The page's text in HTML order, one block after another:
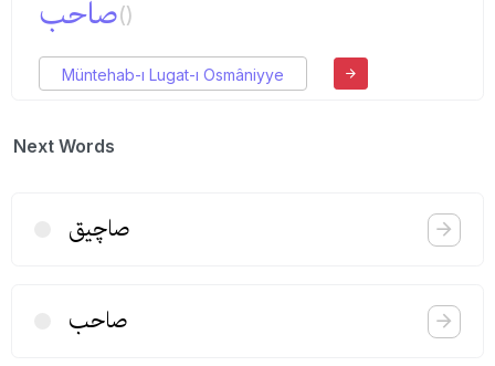
صاحب()
Müntehab-ı Lugat-ı Osmâniyye
Next Words
صاچیق
صاحب